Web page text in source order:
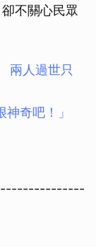
不關心民眾
兩人過世只
奇吧！」